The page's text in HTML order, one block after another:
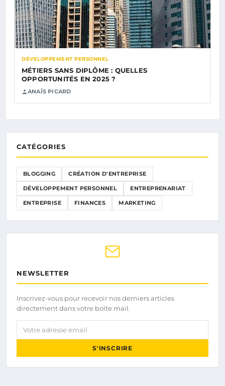
DÉVELOPPEMENT PERSONNEL
MÉTIERS SANS DIPLÔME : QUELLES
OPPORTUNITÉS EN 2025 ?
ANAÏS PICARD
CATÉGORIES
BLOGGING CRÉATION D'ENTREPRISE
DÉVELOPPEMENT PERSONNEL ENTREPRENARIAT
ENTREPRISE FINANCES MARKETING
NEWSLETTER
Inscrivez-vous pour recevoir nos derniers articles
directement dans votre boîte mail.
Votre adresse email
S'INSCRIRE